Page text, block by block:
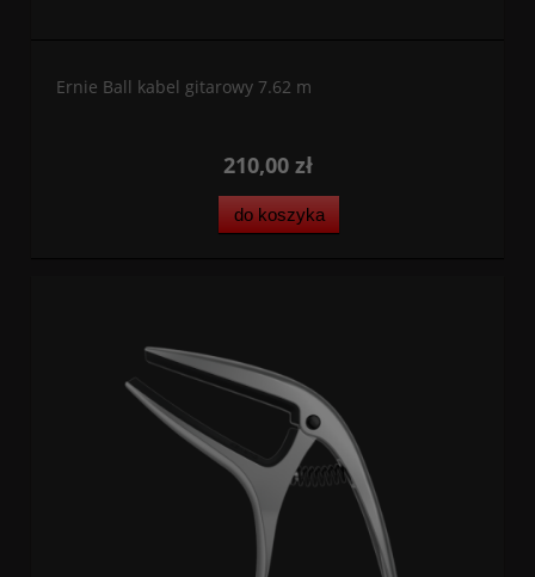
Ernie Ball kabel gitarowy 7.62 m
210,00 zł
do koszyka